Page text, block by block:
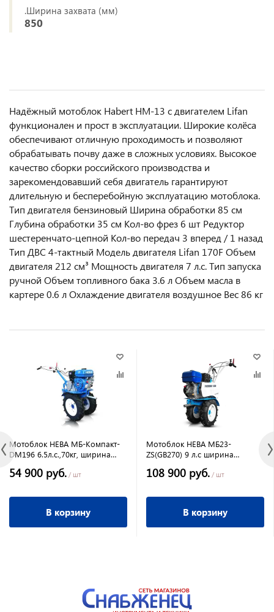
.Ширина захвата (мм)
850
Надёжный мотоблок Habert HM-13 с двигателем Lifan
функционален и прост в эксплуатации. Широкие колёса
обеспечивают отличную проходимость и позволяют
обрабатывать почву даже в сложных условиях. Высокое
качество сборки российского производства и
зарекомендовавший себя двигатель гарантируют
длительную и бесперебойную эксплуатацию мотоблока.
Тип двигателя бензиновый Ширина обработки 85 см
Глубина обработки 35 см Кол-во фрез 6 шт Редуктор
шестеренчато-цепной Кол-во передач 3 вперед / 1 назад
Тип ДВС 4-тактный Модель двигателя Lifan 170F Объем
двигателя 212 см³ Мощность двигателя 7 л.с. Тип запуска
ручной Объем топливного бака 3.6 л Объем масла в
картере 0.6 л Охлаждение двигателя воздушное Вес 86 кг
Мотоблок НЕВА МБ-Компакт-
DM196 6.5л.с.,70кг, ширина
передач 2вперед/1назад,
54 900 руб. / шт
В корзину
Мотоблок НЕВА МБ23-
ZS(GB270) 9 л.с ширина
вперед/4назад
108 900 руб. / шт
В корзину